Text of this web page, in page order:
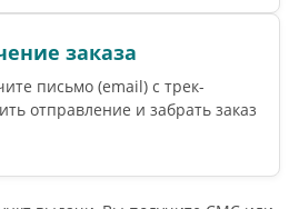
заказа
письмо (email) c трек-
отправление и забрать заказ